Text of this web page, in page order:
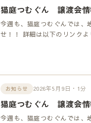
猫庭つむぐん 譲渡会情
今週も、猫庭つむぐんでは、
せ！！ 詳細は以下のリンクよ
お知らせ 2026年5月9日・1分
猫庭つむぐん 譲渡会情
今週も、猫庭つむぐんでは、